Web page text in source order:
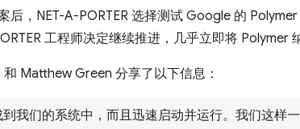
后，NET-A-PORTER 选择测试 Google 的
工程师决定继续推进，几乎立即将 Polymer
Matthew Green 分享了以下信息：
我们的系统中，而且迅速启动并运行。我们这样